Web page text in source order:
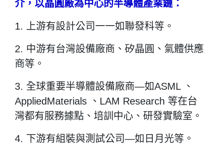
介，以晶圓廠為中心的半導體產業鏈：
1. 上游有設計公司一一如聯發科等。
2. 中游有台灣設備廠商、矽晶圓、氣體供應
商等。
3. 全球重要半導體設備廠商—如ASML 、
AppliedMaterials 、LAM Research 等在台
灣都有服務據點、培訓中心、研發實驗室。
4. 下游有組裝與測試公司—如日月光等。